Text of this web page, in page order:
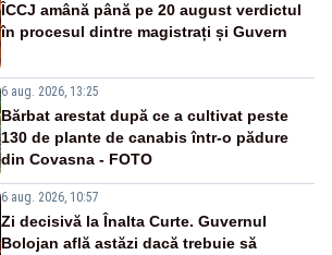
ÎCCJ amână până pe 20 august verdictul
în procesul dintre magistrați și Guvern
6 aug. 2026, 13:25
Bărbat arestat după ce a cultivat peste
130 de plante de canabis într-o pădure
din Covasna - FOTO
6 aug. 2026, 10:57
Zi decisivă la Înalta Curte. Guvernul
Bolojan află astăzi dacă trebuie să